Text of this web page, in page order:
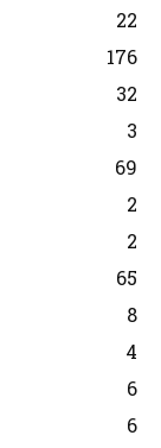
22
176
32
3
69
2
2
65
8
4
6
6